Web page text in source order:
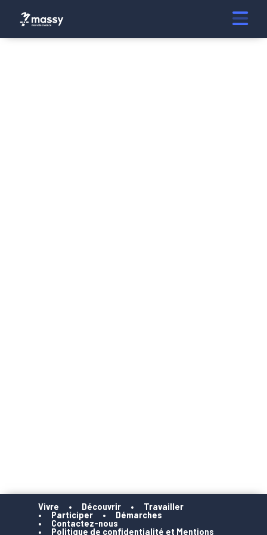
Vivre Découvrir
Travailler
Participer
Démarches
Contactez-nous
Politique de confidentialité et Mentions